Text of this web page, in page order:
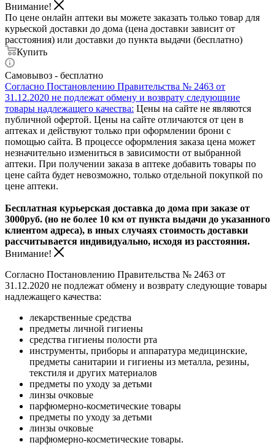
Внимание!
По цене онлайн аптеки вы можете заказать только товар для
курьеской доставки до дома (цена доставки зависит от
расстояния) или доставки до пункта выдачи (бесплатно)
Купить
Самовывоз - бесплатно
Согласно Постановлению Правительства № 2463 от
31.12.2020 не подлежат обмену и возврату следующиие
товары надлежащего качества: Цены на сайте не являются
публичной офертой. Цены на сайте отличаются от цен в
аптеках и действуют только при оформлении брони с
помощью сайта. В процессе оформления заказа цена может
незначительно измениться в зависимости от выбранной
аптеки. При получении заказа в аптеке добавить товары по
цене сайта будет невозможно, только отдельной покупкой по
цене аптеки.
Бесплатная курьерская доставка до дома при заказе от
3000руб. (но не более 10 км от пункта выдачи до указанного
клиентом адреса), в иных случаях стоимость доставки
рассчитывается индивидуально, исходя из расстояния.
Внимание!
Согласно Постановлению Правительства № 2463 от
31.12.2020 не подлежат обмену и возврату следующие товары
надлежащего качества:
лекарственные средства
предметы личной гигиены
средства гигиены полости рта
инструменты, приборы и аппаратура медицинские,
предметы санитарии и гигиены из металла, резины,
текстиля и других материалов
предметы по уходу за детьми
линзы очковые
парфюмерно-косметические товары
предметы по уходу за детьми
линзы очковые
парфюмерно-косметические товары.